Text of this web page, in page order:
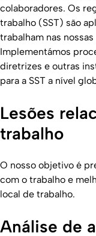
colaboradores. Os
trabalho (SST) são
trabalham nas
Implementámos
diretrizes e outras
para a SST a nível
Lesões
trabalho
O nosso objetivo é
com o trabalho e
local de trabalho.
Análise de